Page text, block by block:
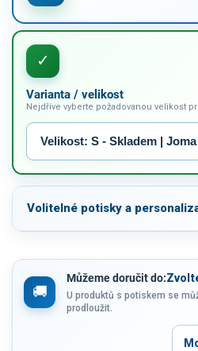
Varianta / velikost
Nejdříve vyberte požadovanou velikost
Volitelné potisky a
Můžeme doručit do:
U produktů s potiskem se
prodloužit.